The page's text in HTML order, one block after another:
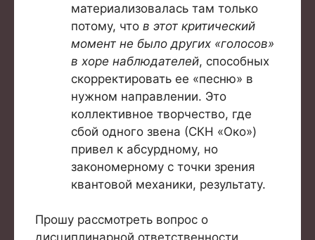
материализовалась там только
потому, что в этот критический
момент не было других «голосов»
в хоре наблюдателей, способных
скорректировать ее «песню» в
нужном направлении. Это
коллективное творчество, где
сбой одного звена (СКН «Око»)
привел к абсурдному, но
закономерному с точки зрения
квантовой механики, результату.
Прошу рассмотреть вопрос о